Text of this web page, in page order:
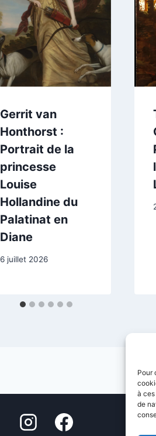
Pour
à
de
Gerrit van
Honthorst :
Portrait de la
princesse
Louise
Hollandine du
Palatinat en
Diane
6 juillet 2026